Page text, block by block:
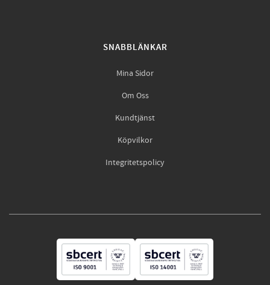
SNABBLÄNKAR
Mina Sidor
Om Oss
Kundtjänst
Köpvilkor
Integritetspolicy